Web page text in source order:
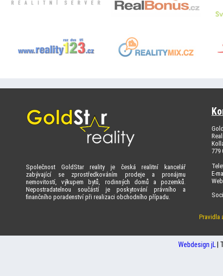
Společnost GoldStar reality je česká realitní kancelář
zabývající se zprostředkováním prodeje a pronájmu
nemovitostí, výkupem bytů, rodinných domů a pozemků.
Nepostradatelnou součástí je poskytování právního a
finančního poradenství při realizaci obchodního případu.
779
E-
Pravidla
Webdesign jL |